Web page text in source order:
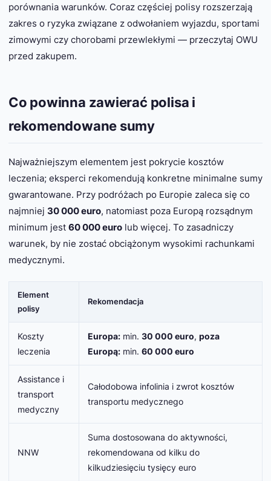
porównania warunków. Coraz częściej polisy rozszerzają
zakres o ryzyka związane z odwołaniem wyjazdu, sportami
zimowymi czy chorobami przewlekłymi — przeczytaj OWU
przed zakupem.
Co powinna zawierać polisa i
rekomendowane sumy
Najważniejszym elementem jest pokrycie kosztów
leczenia; eksperci rekomendują konkretne minimalne sumy
gwarantowane. Przy podróżach po Europie zaleca się co
najmniej 30 000 euro, natomiast poza Europą rozsądnym
minimum jest 60 000 euro lub więcej. To zasadniczy
warunek, by nie zostać obciążonym wysokimi rachunkami
medycznymi.
Element
polisy
Rekomendacja
Koszty
leczenia
Europa: min. 30 000 euro, poza
Europą: min. 60 000 euro
Assistance i
transport
medyczny
Całodobowa infolinia i zwrot kosztów
transportu medycznego
NNW
Suma dostosowana do aktywności,
rekomendowana od kilku do
kilkudziesięciu tysięcy euro